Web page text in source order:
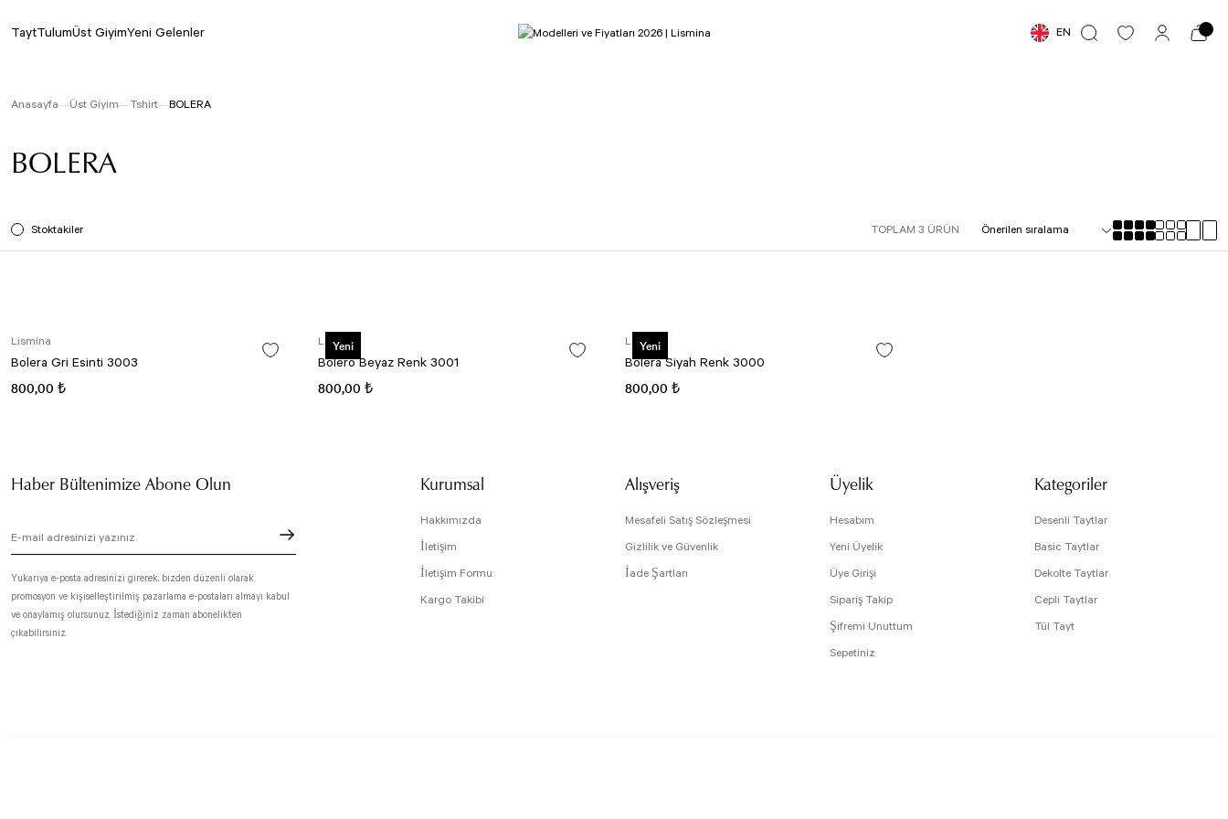
TaytTulumÜst GiyimYeni Gelenler EN
Anasayfa Üst Giyim Tshirt BOLERA
BOLERA
Stoktakiler TOPLAM 3 ÜRÜN
Lismina
Bolera Gri Esinti 3003
800,00 ₺
Yeni
Lismina
Bolero Beyaz Renk 3001
800,00 ₺
Yeni
Lismina
Bolera Siyah Renk 3000
800,00 ₺
Haber Bültenimize Abone Olun
Yukarıya e-posta adresinizi girerek, bizden düzenli olarak
promosyon ve kişiselleştirilmiş pazarlama e-postaları almayı kabul
ve onaylamış olursunuz. İstediğiniz zaman abonelikten
çıkabilirsiniz.
Kurumsal
Hakkımızda
İletişim
İletişim Formu
Kargo Takibi
Alışveriş
Mesafeli Satış Sözleşmesi
Gizlilik ve Güvenlik
İade Şartları
Üyelik
Hesabım
Yeni Üyelik
Üye Girişi
Sipariş Takip
Şifremi Unuttum
Sepetiniz
Kategoriler
Desenli Taytlar
Basic Taytlar
Dekolte Taytlar
Cepli Taytlar
Tül Tayt